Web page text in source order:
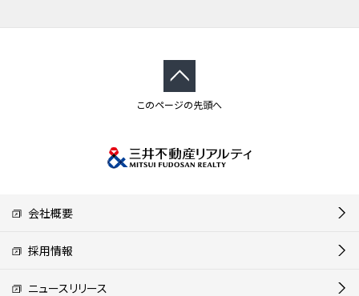
このページの先頭へ
会社概要
採用情報
ニュースリリース